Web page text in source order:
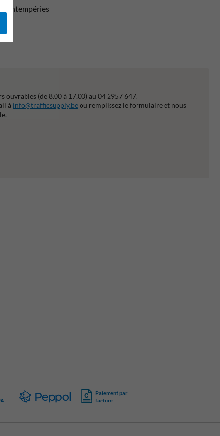
intempéries
ouvrables (de 8.00 à 17.00) au 04 2957 647.
à info@trafficsupply.beou remplissez le formulaire et nous
Paiement par
facture